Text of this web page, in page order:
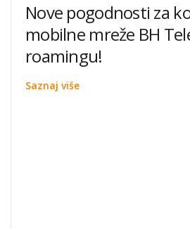
Nove pogodnosti za
mobilne mreže BH
roamingu!
Saznaj više